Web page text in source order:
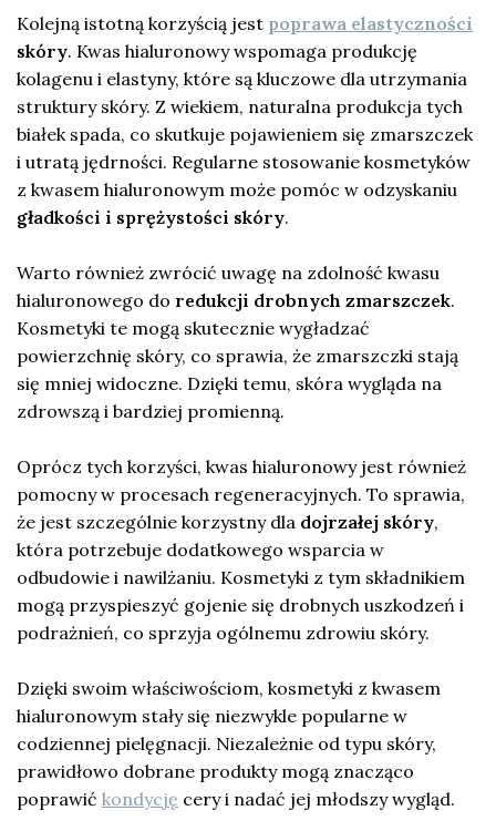
Kolejną istotną korzyścią jest poprawa elastyczności
skóry. Kwas hialuronowy wspomaga produkcję
kolagenu i elastyny, które są kluczowe dla utrzymania
struktury skóry. Z wiekiem, naturalna produkcja tych
białek spada, co skutkuje pojawieniem się zmarszczek
i utratą jędrności. Regularne stosowanie kosmetyków
z kwasem hialuronowym może pomóc w odzyskaniu
gładkości i sprężystości skóry.
Warto również zwrócić uwagę na zdolność kwasu
hialuronowego do redukcji drobnych zmarszczek.
Kosmetyki te mogą skutecznie wygładzać
powierzchnię skóry, co sprawia, że zmarszczki stają
się mniej widoczne. Dzięki temu, skóra wygląda na
zdrowszą i bardziej promienną.
Oprócz tych korzyści, kwas hialuronowy jest również
pomocny w procesach regeneracyjnych. To sprawia,
że jest szczególnie korzystny dla dojrzałej skóry,
która potrzebuje dodatkowego wsparcia w
odbudowie i nawilżaniu. Kosmetyki z tym składnikiem
mogą przyspieszyć gojenie się drobnych uszkodzeń i
podrażnień, co sprzyja ogólnemu zdrowiu skóry.
Dzięki swoim właściwościom, kosmetyki z kwasem
hialuronowym stały się niezwykle popularne w
codziennej pielęgnacji. Niezależnie od typu skóry,
prawidłowo dobrane produkty mogą znacząco
poprawić kondycję cery i nadać jej młodszy wygląd.